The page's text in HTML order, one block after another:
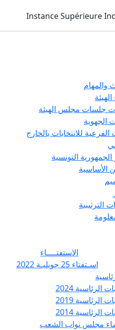
والمهام
جلسات مجلس الهيئة
الجهوية
الفرعية للانتخابات بالخارج
التونسية
الأساسية
الترتيبية
الاستفتــــاء
اسـتفتاء 25 جويليـة 2022
الرئاسية 2024
الرئاسية 2019
الرئاسية 2014
مجلس نواب الشعب